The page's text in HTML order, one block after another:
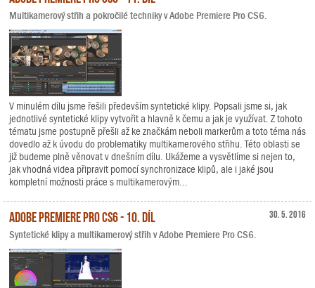
Multikamerový střih a pokročilé techniky v Adobe Premiere Pro CS6.
V minulém dílu jsme řešili především syntetické klipy. Popsali jsme si, jak
jednotlivé syntetické klipy vytvořit a hlavně k čemu a jak je využívat. Z tohoto
tématu jsme postupně přešli až ke značkám neboli markerům a toto téma nás
dovedlo až k úvodu do problematiky multikamerového střihu. Této oblasti se
již budeme plně věnovat v dnešním dílu. Ukážeme a vysvětlíme si nejen to,
jak vhodná videa připravit pomocí synchronizace klipů, ale i jaké jsou
kompletní možnosti práce s multikamerovým...
30. 5. 2016
Adobe Premiere Pro CS6 - 10. díl
Syntetické klipy a multikamerový střih v Adobe Premiere Pro CS6.